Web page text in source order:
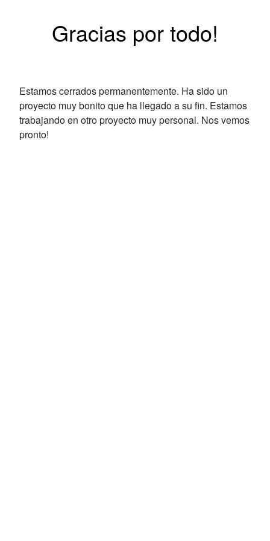
Gracias por todo!
Estamos cerrados permanentemente. Ha sido un
proyecto muy bonito que ha llegado a su fin. Estamos
trabajando en otro proyecto muy personal. Nos vemos
pronto!